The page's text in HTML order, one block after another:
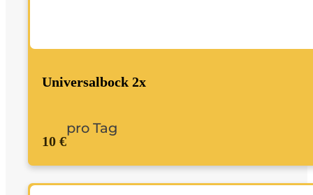
Universalbock 2x
10 €
pro Tag